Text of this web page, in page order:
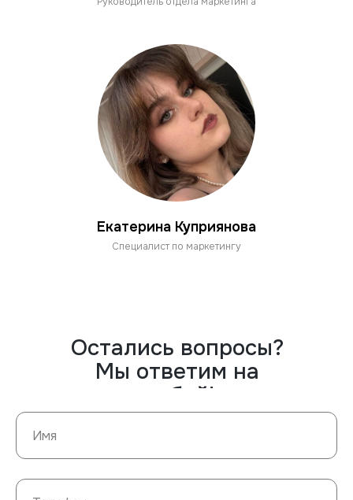
Екатерина Куприянова
Специалист по маркетингу
Остались вопросы?
Мы ответим на
любой!